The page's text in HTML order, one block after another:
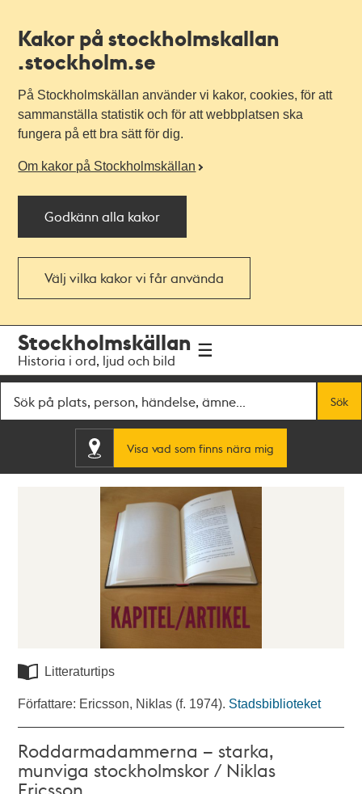
Kakor på stockholmskallan
.stockholm.se
På Stockholmskällan använder vi kakor, cookies, för att
sammanställa statistik och för att webbplatsen ska
fungera på ett bra sätt för dig.
Om kakor på Stockholmskällan
Godkänn alla kakor
Välj vilka kakor vi får använda
navigationen
huvudinnehållet
Stockholmskällan
Historia i ord, ljud och bild
Sök
Visa vad som finns nära mig
Litteraturtips
Författare: Ericsson, Niklas (f. 1974). Stadsbiblioteket
Roddarmadammerna – starka,
munviga stockholmskor / Niklas
Ericsson